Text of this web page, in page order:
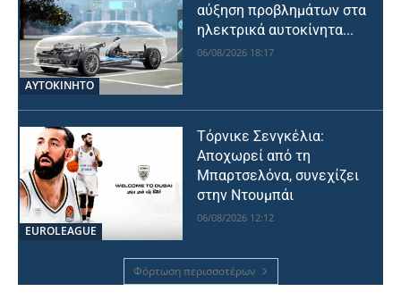
ΑΥΤΟΚΙΝΗΤΟ
αύξηση προβλημάτων στα
ηλεκτρικά αυτοκίνητα...
06/08/2026 18:17
EUROLEAGUE
Τόρνικε Σενγκέλια:
Αποχωρεί από τη
Μπαρτσελόνα, συνεχίζει
στην Ντουμπάι
06/08/2026 12:12
Φόρτωση περισσοτέρων